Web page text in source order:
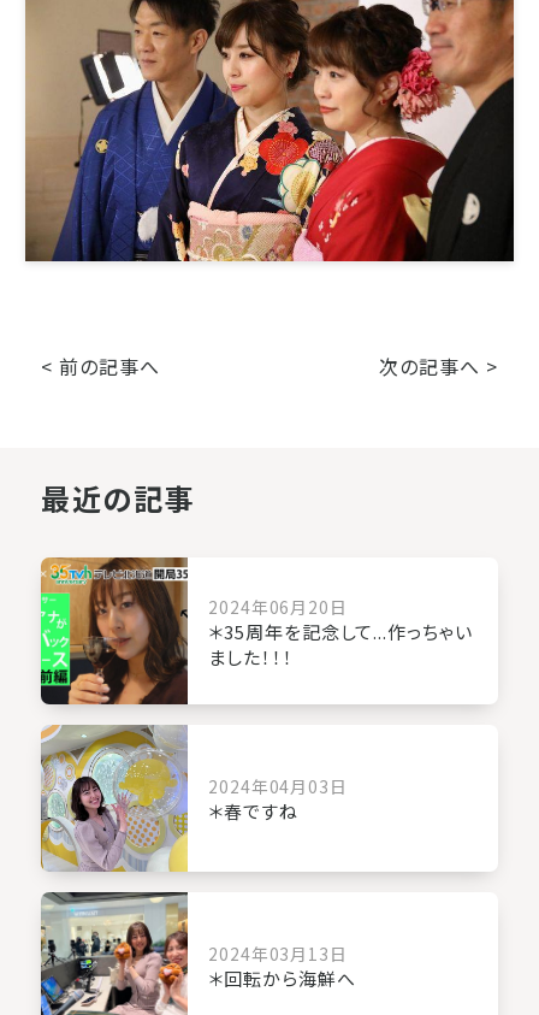
< 前の記事へ 次の記事へ >
最近の記事
2024年06月20日
＊35周年を記念して...作っちゃい
ました！！！
2024年04月03日
＊春ですね
2024年03月13日
＊回転から海鮮へ